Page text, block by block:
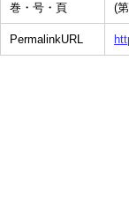
巻・号・頁 (
PermalinkURL